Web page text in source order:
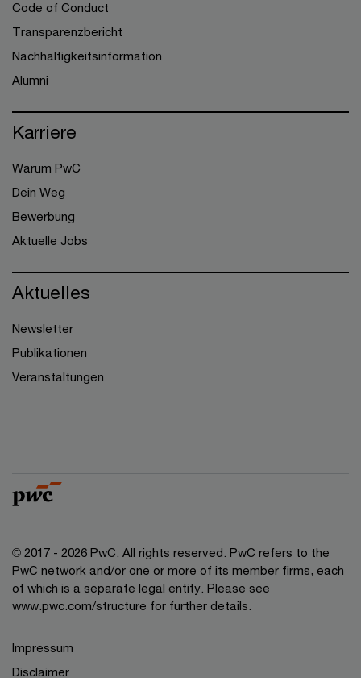
Code of Conduct
Transparenzbericht
Nachhaltigkeitsinformation
Alumni
Karriere
Warum PwC
Dein Weg
Bewerbung
Aktuelle Jobs
Aktuelles
Newsletter
Publikationen
Veranstaltungen
© 2017 - 2026 PwC. All rights reserved. PwC refers to the
PwC network and/or one or more of its member firms, each
of which is a separate legal entity. Please see
www.pwc.com/structure for further details.
Impressum
Disclaimer